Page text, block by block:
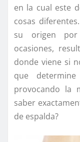
en la cual este
cosas
su origen por
ocasiones,
donde viene si
que
provocando la
saber
de espalda?